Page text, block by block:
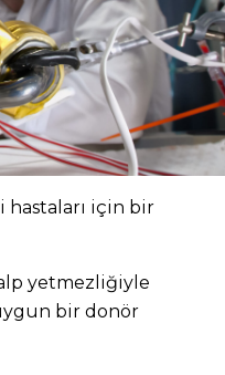
hastaları için bir
yetmezliğiyle
bir donör